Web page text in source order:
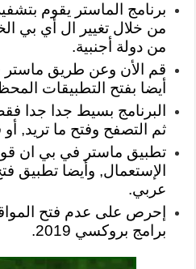
برنامج الماستر يقوم
من خلال تغيير ال أي بي
من دولة أجنبية.
قم الأن وعن طريق ماستر
أيضا بفتح التطبيقات
البرنامج بسيط جدا جدا
ثم التصفح وفتح ما تريد,
تطبيق ماستر في بي ان
الإستعمال, وأيضا تطبيق
عربي.
إحرص على عدم فتح
برامج بروكسي 2019.